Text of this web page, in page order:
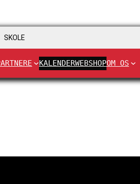
SKOLE
KALENDERWEBSHOPOM OS